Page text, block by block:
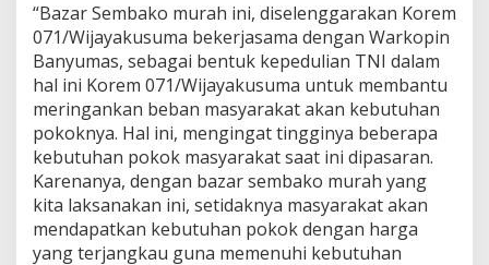
“Bazar Sembako murah ini, diselenggarakan Korem
071/Wijayakusuma bekerjasama dengan Warkopin
Banyumas, sebagai bentuk kepedulian TNI dalam
hal ini Korem 071/Wijayakusuma untuk membantu
meringankan beban masyarakat akan kebutuhan
pokoknya. Hal ini, mengingat tingginya beberapa
kebutuhan pokok masyarakat saat ini dipasaran.
Karenanya, dengan bazar sembako murah yang
kita laksanakan ini, setidaknya masyarakat akan
mendapatkan kebutuhan pokok dengan harga
yang terjangkau guna memenuhi kebutuhan